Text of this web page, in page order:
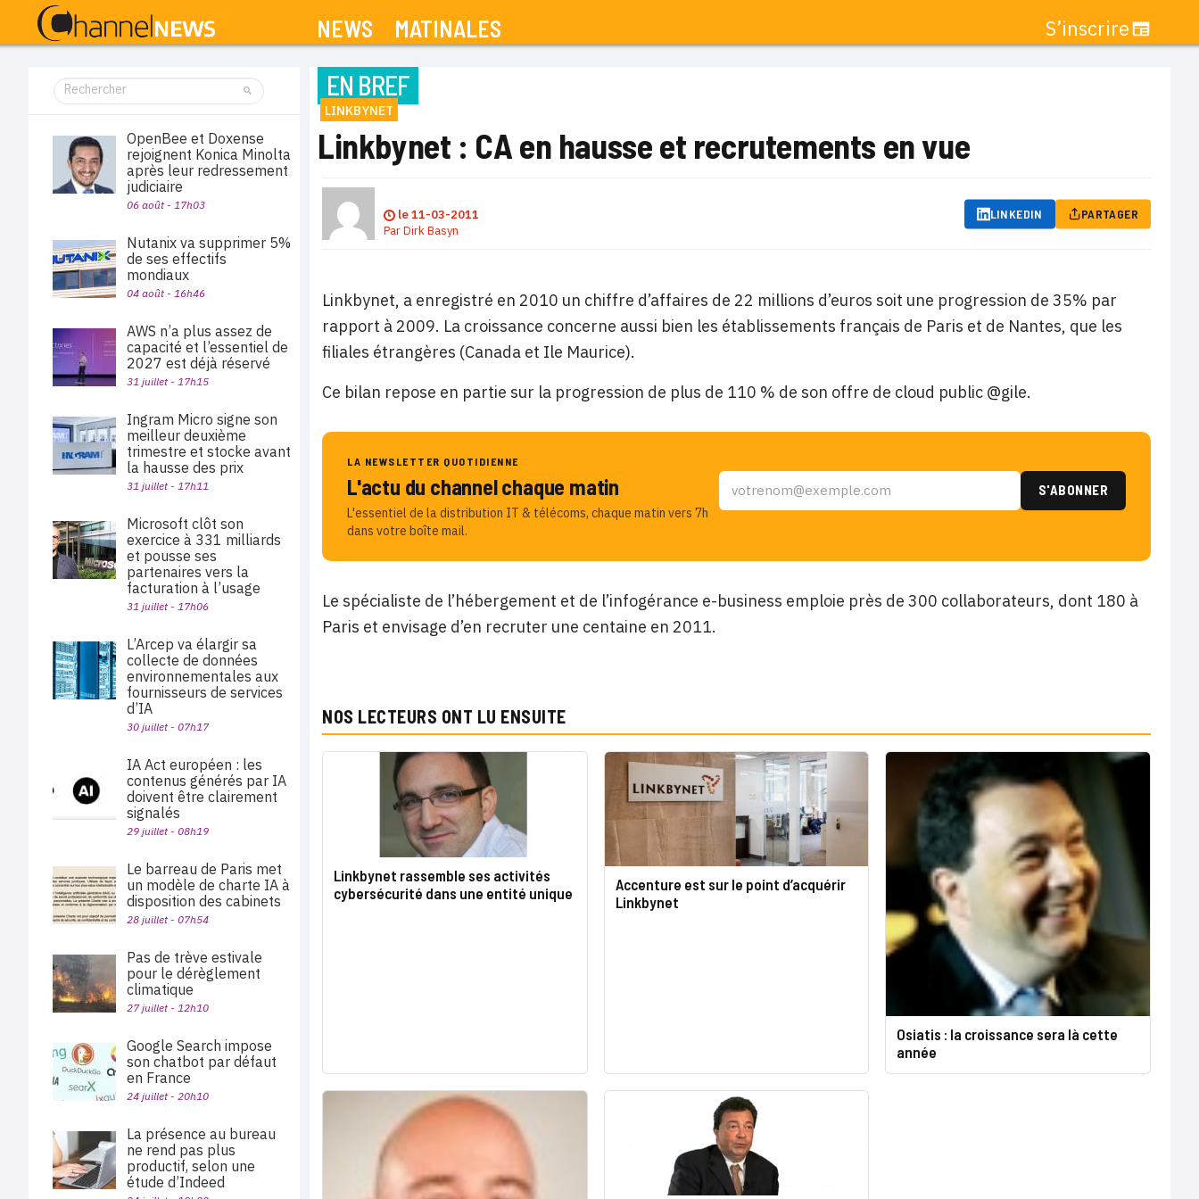
NEWS MATINALES S’inscrire
EN BREF
LINKBYNET
Linkbynet : CA en hausse et recrutements en vue
le11-03-2011
ParDirk Basyn
LINKEDIN PARTAGER
Linkbynet, a enregistré en 2010 un chiffre d’affaires de 22 millions d’euros soit une progression de 35% par
rapport à 2009. La croissance concerne aussi bien les établissements français de Paris et de Nantes, que les
filiales étrangères (Canada et Ile Maurice).
Ce bilan repose en partie sur la progression de plus de 110 % de son offre de cloud public @gile.
LA NEWSLETTER QUOTIDIENNE
L'actu du channel chaque matin
L'essentiel de la distribution IT & télécoms, chaque matin vers 7h
dans votre boîte mail.
Le spécialiste de l’hébergement et de l’infogérance e-business emploie près de 300 collaborateurs, dont 180 à
Paris et envisage d’en recruter une centaine en 2011.
NOS LECTEURS ONT LU ENSUITE
Linkbynet rassemble ses activités
cybersécurité dans une entité unique
Accenture est sur le point d’acquérir
Linkbynet
Osiatis : la croissance sera là cette
année
OpenBee et Doxense
rejoignent Konica Minolta
après leur redressement
judiciaire
06 août - 17h03
Nutanix va supprimer 5%
de ses effectifs
mondiaux
04 août - 16h46
AWS n’a plus assez de
capacité et l’essentiel de
2027 est déjà réservé
31 juillet - 17h15
Ingram Micro signe son
meilleur deuxième
trimestre et stocke avant
la hausse des prix
31 juillet - 17h11
Microsoft clôt son
exercice à 331 milliards
et pousse ses
partenaires vers la
facturation à l’usage
31 juillet - 17h06
L’Arcep va élargir sa
collecte de données
environnementales aux
fournisseurs de services
d’IA
30 juillet - 07h17
IA Act européen : les
contenus générés par IA
doivent être clairement
signalés
29 juillet - 08h19
Le barreau de Paris met
un modèle de charte IA à
disposition des cabinets
28 juillet - 07h54
Pas de trève estivale
pour le dérèglement
climatique
27 juillet - 12h10
Google Search impose
son chatbot par défaut
en France
24 juillet - 20h10
La présence au bureau
ne rend pas plus
productif, selon une
étude d’Indeed